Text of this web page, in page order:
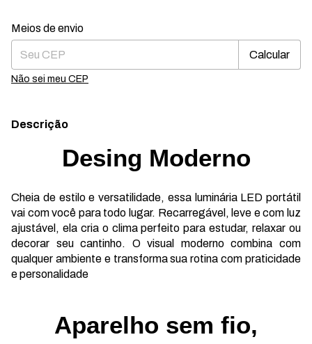
Entregas para o CEP:
Meios de envio
Calcular
Não sei meu CEP
Descrição
Desing Moderno
Cheia de estilo e versatilidade, essa luminária LED portátil
vai com você para todo lugar. Recarregável, leve e com luz
ajustável, ela cria o clima perfeito para estudar, relaxar ou
decorar seu cantinho. O visual moderno combina com
qualquer ambiente e transforma sua rotina com praticidade
e personalidade
Aparelho sem fio,